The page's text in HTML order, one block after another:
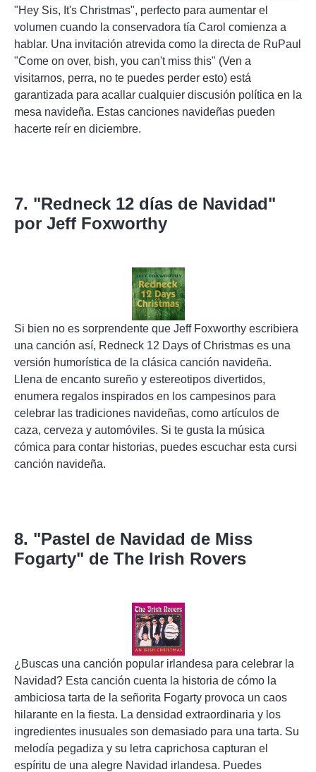
"Hey Sis, It's Christmas", perfecto para aumentar el
volumen cuando la conservadora tía Carol comienza a
hablar. Una invitación atrevida como la directa de RuPaul
"Come on over, bish, you can't miss this" (Ven a
visitarnos, perra, no te puedes perder esto) está
garantizada para acallar cualquier discusión política en la
mesa navideña. Estas canciones navideñas pueden
hacerte reír en diciembre.
7. "Redneck 12 días de Navidad"
por Jeff Foxworthy
Si bien no es sorprendente que Jeff Foxworthy escribiera
una canción así, Redneck 12 Days of Christmas es una
versión humorística de la clásica canción navideña.
Llena de encanto sureño y estereotipos divertidos,
enumera regalos inspirados en los campesinos para
celebrar las tradiciones navideñas, como artículos de
caza, cerveza y automóviles. Si te gusta la música
cómica para contar historias, puedes escuchar esta cursi
canción navideña.
8. "Pastel de Navidad de Miss
Fogarty" de The Irish Rovers
¿Buscas una canción popular irlandesa para celebrar la
Navidad? Esta canción cuenta la historia de cómo la
ambiciosa tarta de la señorita Fogarty provoca un caos
hilarante en la fiesta. La densidad extraordinaria y los
ingredientes inusuales son demasiado para una tarta. Su
melodía pegadiza y su letra caprichosa capturan el
espíritu de una alegre Navidad irlandesa. Puedes